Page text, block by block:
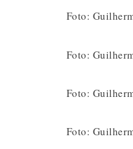
Foto:
Foto:
Foto:
Foto: